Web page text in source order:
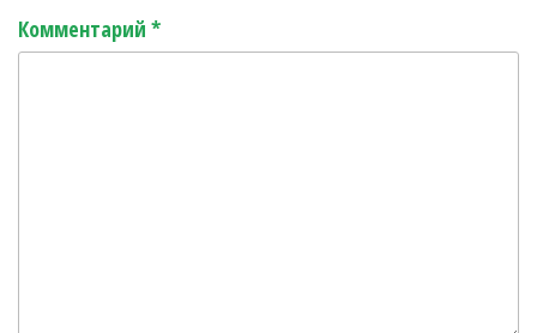
Комментарий *